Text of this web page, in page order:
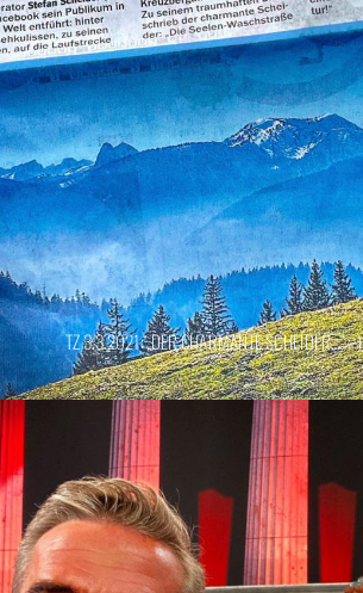
TZ 3.3.2021: „DER CHARMANTE SCHEIDER…“ ;-)